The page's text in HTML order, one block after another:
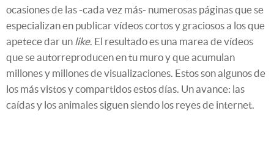
ocasiones de las -cada vez más- numerosas páginas que se
especializan en publicar vídeos cortos y graciosos a los que
apetece dar un like. El resultado es una marea de vídeos
que se autorreproducen en tu muro y que acumulan
millones y millones de visualizaciones. Estos son algunos de
los más vistos y compartidos estos días. Un avance: las
caídas y los animales siguen siendo los reyes de internet.